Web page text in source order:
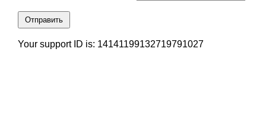
Отправить
Your support ID is: 14141199132719791027